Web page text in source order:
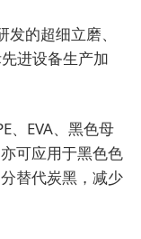
的超细立磨、
进设备生产加
、EVA、黑色母
可应用于黑色色
替代炭黑，减少